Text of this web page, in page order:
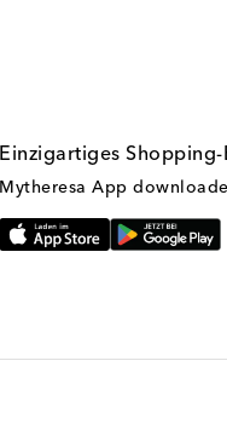
Einzigartiges
Mytheresa App